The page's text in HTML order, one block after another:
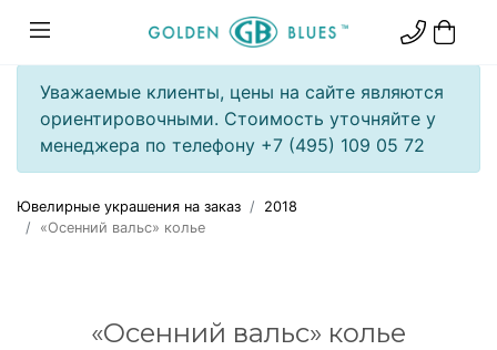
Уважаемые клиенты, цены на сайте являются
ориентировочными. Стоимость уточняйте у
менеджера по телефону +7 (495) 109 05 72
Ювелирные украшения на заказ
2018
«Осенний вальс» колье
«Осенний вальс» колье